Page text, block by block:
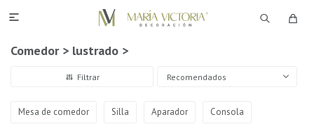

Comedor > lustrado >
Recomendados
Mesa de comedor Silla Aparador Consola